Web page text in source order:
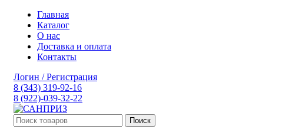
Главная
Каталог
О нас
Доставка и оплата
Контакты
Логин / Регистрация
8 (343) 319-92-16
8 (922)-039-32-22
Поиск